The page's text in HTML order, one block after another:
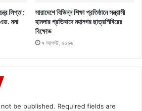
লিপ্ত :
মনা
সারাদেশে বিভিন্ন শিক্ষা প্রতিষ্ঠানে সন্ত্রাসী
হামলার প্রতিবাদে মহানগর ছাত্রশিবিরের
বিক্ষোভ
৭ আগস্ট, ২০২৬
be published. Required fields are